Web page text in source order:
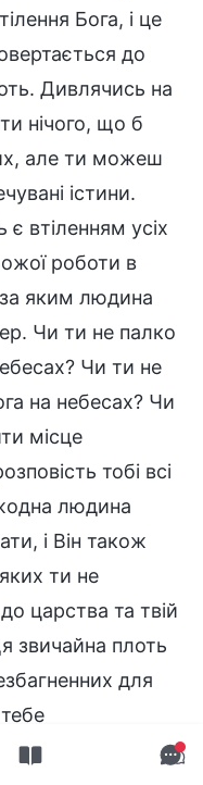
Бога, і це
до
Дивлячись на
нічого, що б
але ти можеш
істини.
втіленням усіх
роботи в
за яким людина
Чи ти не палко
Чи ти не
на небесах? Чи
місце
тобі всі
людина
і Він також
ти не
царства та твій
звичайна плоть
для
яку Він